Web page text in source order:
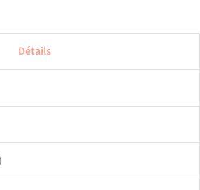
Détails